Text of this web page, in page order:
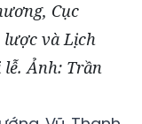
Cục
lược và Lịch
lễ. Ảnh: Trần